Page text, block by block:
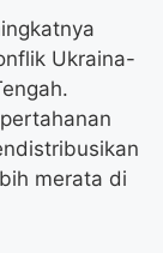
Ukraina-
merata di